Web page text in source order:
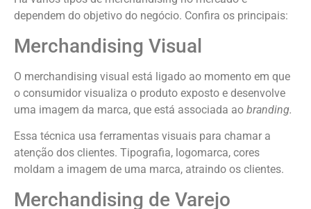
dependem do objetivo do negócio. Confira os principais:
Merchandising Visual
O merchandising visual está ligado ao momento em que
o consumidor visualiza o produto exposto e desenvolve
uma imagem da marca, que está associada ao branding.
Essa técnica usa ferramentas visuais para chamar a
atenção dos clientes. Tipografia, logomarca, cores
moldam a imagem de uma marca, atraindo os clientes.
Merchandising de Varejo